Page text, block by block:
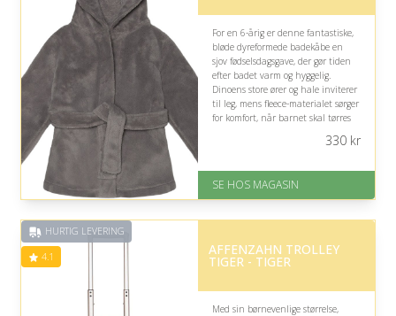
For en 6-årig er denne fantastiske,
bløde dyreformede badekåbe en
sjov fødselsdagsgave, der gør tiden
efter badet varm og hyggelig.
Dinoens store ører og hale inviterer
til leg, mens fleece-materialet sørger
for komfort, når barnet skal tørres
God Trustpilot rating på 4.1 ud
330kr
SE HOS MAGASIN
HURTIG LEVERING
4.1 AFFENZAHN TROLLEY
TIGER - TIGER
Med sin børnevenlige størrelse,